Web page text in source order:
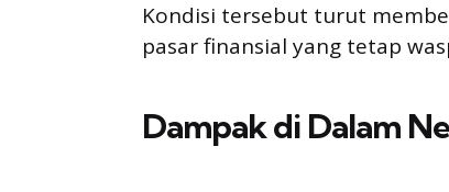
Kondisi tersebut turut
pasar finansial yang tetap
Dampak di Dalam